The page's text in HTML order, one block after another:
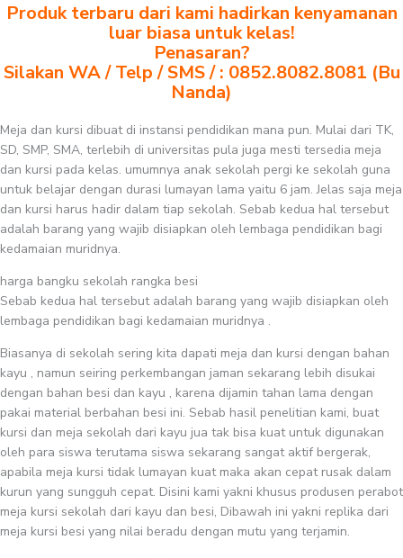
Produk terbaru dari kami hadirkan kenyamanan
luar biasa untuk kelas!
Penasaran?
Silakan WA / Telp / SMS / : 0852.8082.8081 (Bu
Nanda)
Meja dan kursi dibuat di instansi pendidikan mana pun. Mulai dari TK,
SD, SMP, SMA, terlebih di universitas pula juga mesti tersedia meja
dan kursi pada kelas. umumnya anak sekolah pergi ke sekolah guna
untuk belajar dengan durasi lumayan lama yaitu 6 jam. Jelas saja meja
dan kursi harus hadir dalam tiap sekolah. Sebab kedua hal tersebut
adalah barang yang wajib disiapkan oleh lembaga pendidikan bagi
kedamaian muridnya.
harga bangku sekolah rangka besi
Sebab kedua hal tersebut adalah barang yang wajib disiapkan oleh
lembaga pendidikan bagi kedamaian muridnya .
Biasanya di sekolah sering kita dapati meja dan kursi dengan bahan
kayu , namun seiring perkembangan jaman sekarang lebih disukai
dengan bahan besi dan kayu , karena dijamin tahan lama dengan
pakai material berbahan besi ini. Sebab hasil penelitian kami, buat
kursi dan meja sekolah dari kayu jua tak bisa kuat untuk digunakan
oleh para siswa terutama siswa sekarang sangat aktif bergerak,
apabila meja kursi tidak lumayan kuat maka akan cepat rusak dalam
kurun yang sungguh cepat. Disini kami yakni khusus produsen perabot
meja kursi sekolah dari kayu dan besi, Dibawah ini yakni replika dari
meja kursi besi yang nilai beradu dengan mutu yang terjamin.